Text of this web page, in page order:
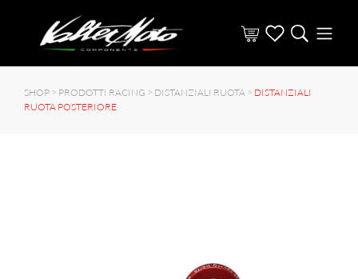
SHOP > PRODOTTI RACING > DISTANZIALI RUOTA > DISTANZIALI
RUOTA POSTERIORE